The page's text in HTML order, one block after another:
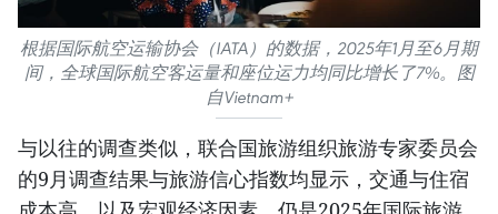
根据国际航空运输协会（IATA）的数据，2025年1月至6月期
间，全球国际航空客运量和座位运力均同比增长了7%。图
自Vietnam+
与以往的调查类似，联合国旅游组织旅游专家委员会
的9月调查结果与旅游信心指数均显示，交通与住宿